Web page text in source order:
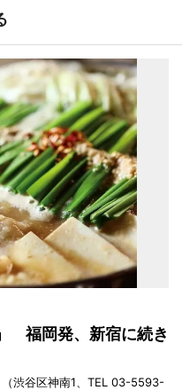
福岡発、新宿に続き
渋谷区神南1、TEL 03-5593-